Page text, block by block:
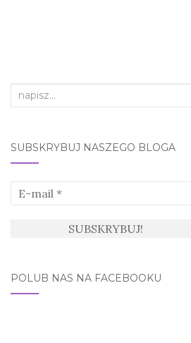
Search
SUBSKRYBUJ NASZEGO BLOGA
POLUB NAS NA FACEBOOKU